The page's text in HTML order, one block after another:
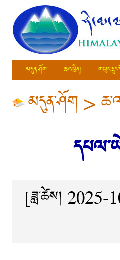
མདུན་ཤོག ཆ་འཕྲིན།
མདུན་ཤོག >
[ཟླ་ཚེས།